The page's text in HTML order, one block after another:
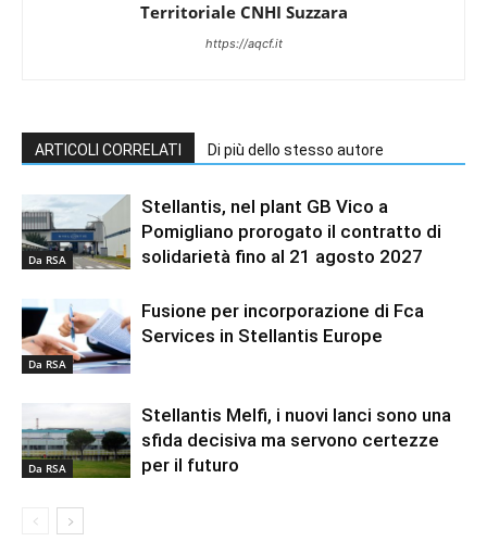
Territoriale CNHI Suzzara
https://aqcf.it
ARTICOLI CORRELATI Di più dello stesso autore
Da RSA
Stellantis, nel plant GB Vico a
Pomigliano prorogato il contratto di
solidarietà fino al 21 agosto 2027
Da RSA
Fusione per incorporazione di Fca
Services in Stellantis Europe
Da RSA
Stellantis Melfi, i nuovi lanci sono una
sfida decisiva ma servono certezze
per il futuro